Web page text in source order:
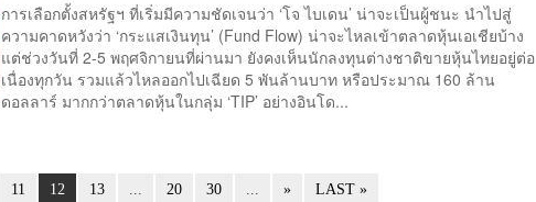
การเลือกตั้งสหรัฐฯ ที่เริ่มมีความชัดเจนว่า ‘โจ ไบเดน’ น่าจะเป็นผู้ชนะ นำไปสู่
ความคาดหวังว่า ‘กระแสเงินทุน’ (Fund Flow) น่าจะไหลเข้าตลาดหุ้นเอเชียบ้าง
แต่ช่วงวันที่ 2-5 พฤศจิกายนที่ผ่านมา ยังคงเห็นนักลงทุนต่างชาติขายหุ้นไทยอยู่ต่อ
เนื่องทุกวัน รวมแล้วไหลออกไปเฉียด 5 พันล้านบาท หรือประมาณ 160 ล้าน
ดอลลาร์ มากกว่าตลาดหุ้นในกลุ่ม ‘TIP’ อย่างอินโด...
11 12 13 20 30 » LAST »